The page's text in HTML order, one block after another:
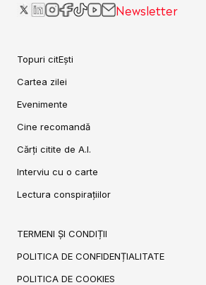
Newsletter
Topuri citEști
Cartea zilei
Evenimente
Cine recomandă
Cărți citite de A.I.
Interviu cu o carte
Lectura conspirațiilor
TERMENI ȘI CONDIȚII
POLITICA DE CONFIDENȚIALITATE
POLITICA DE COOKIES